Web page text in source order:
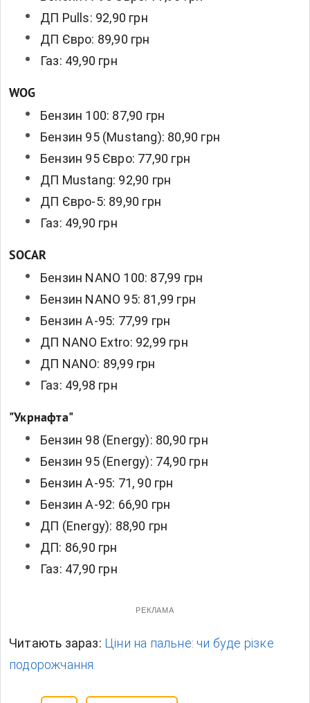
ДП Pulls: 92,90 грн
ДП Євро: 89,90 грн
Газ: 49,90 грн
WOG
Бензин 100: 87,90 грн
Бензин 95 (Mustang): 80,90 грн
Бензин 95 Євро: 77,90 грн
ДП Mustang: 92,90 грн
ДП Євро-5: 89,90 грн
Газ: 49,90 грн
SOCAR
Бензин NANO 100: 87,99 грн
Бензин NANO 95: 81,99 грн
Бензин А-95: 77,99 грн
ДП NANO Extro: 92,99 грн
ДП NANO: 89,99 грн
Газ: 49,98 грн
"Укрнафта"
Бензин 98 (Energy): 80,90 грн
Бензин 95 (Energy): 74,90 грн
Бензин А-95: 71, 90 грн
Бензин А-92: 66,90 грн
ДП (Energy): 88,90 грн
ДП: 86,90 грн
Газ: 47,90 грн
РЕКЛАМА
Читають зараз: Ціни на пальне: чи буде різке
подорожчання.